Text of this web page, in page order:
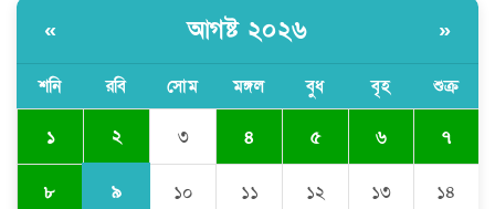
কুমিল্লা প্রেসক্লাবে তিন সাবেক সভাপতিকে
জলবায়ু পরিবর্তনের বিরূপ প্রভাব
মোকাবেলায়, বৃক্ষ রোপণ কর্মসূচি।
« আগষ্ট ২০২৬ »
শনি রবি সোম মঙ্গল বুধ বৃহ শুক্র
১ ২ ৩ ৪ ৫ ৬ ৭
৮ ৯ ১০ ১১ ১২ ১৩ ১৪